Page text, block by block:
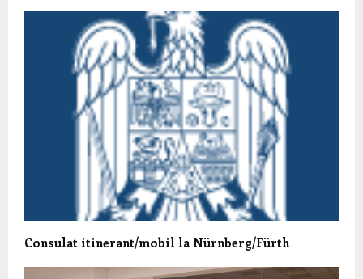
Consulat itinerant/mobil la Nürnberg/Fürth